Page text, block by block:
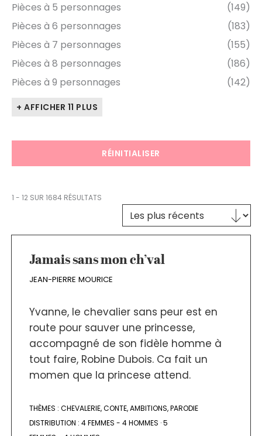
Pièces à 5 personnages
(149)
Pièces à 6 personnages
(183)
Pièces à 7 personnages
(155)
Pièces à 8 personnages
(186)
Pièces à 9 personnages
(142)
+ AFFICHER 11 PLUS
RÉINITIALISER
1 - 12 SUR 1684 RÉSULTATS
TRI DES TEXTES
Trier le contenu
Jamais sans mon ch’val
JEAN-PIERRE MOURICE
Yvanne, le chevalier sans peur est en
route pour sauver une princesse,
accompagné de son fidèle homme à
tout faire, Robine Dubois. Ca fait un
momen que la princese attend.
THÈMES : CHEVALERIE,CONTE,AMBITIONS,PARODIE
DISTRIBUTION : 4 FEMMES - 4 HOMMES ·5